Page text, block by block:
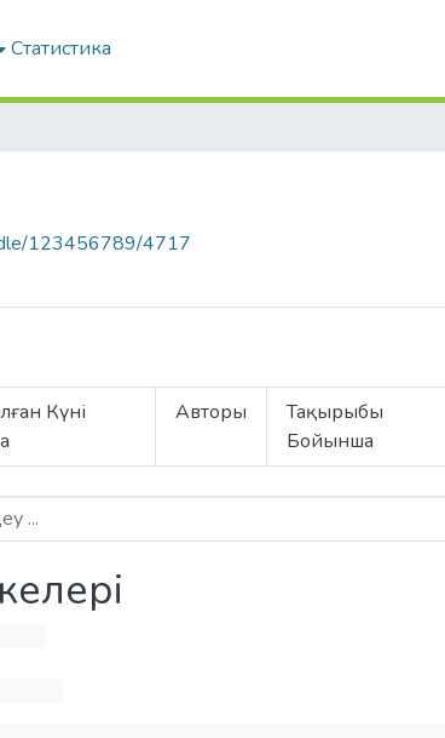
Статистика
123456789/4717
Күні
Авторы
Тақырыбы
Бойынша